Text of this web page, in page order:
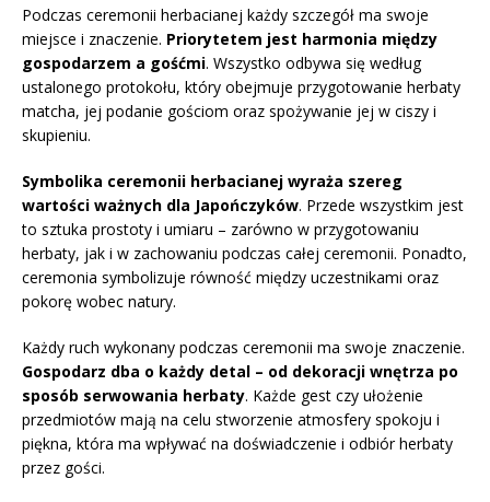
Podczas ceremonii herbacianej każdy szczegół ma swoje
miejsce i znaczenie. Priorytetem jest harmonia między
gospodarzem a gośćmi. Wszystko odbywa się według
ustalonego protokołu, który obejmuje przygotowanie herbaty
matcha, jej podanie gościom oraz spożywanie jej w ciszy i
skupieniu.
Symbolika ceremonii herbacianej wyraża szereg
wartości ważnych dla Japończyków. Przede wszystkim jest
to sztuka prostoty i umiaru – zarówno w przygotowaniu
herbaty, jak i w zachowaniu podczas całej ceremonii. Ponadto,
ceremonia symbolizuje równość między uczestnikami oraz
pokorę wobec natury.
Każdy ruch wykonany podczas ceremonii ma swoje znaczenie.
Gospodarz dba o każdy detal – od dekoracji wnętrza po
sposób serwowania herbaty. Każde gest czy ułożenie
przedmiotów mają na celu stworzenie atmosfery spokoju i
piękna, która ma wpływać na doświadczenie i odbiór herbaty
przez gości.